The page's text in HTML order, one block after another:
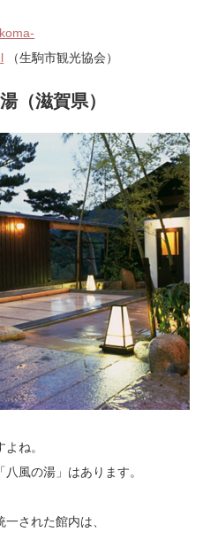
（生駒市観光協会）
（滋賀県）
ね。
風の湯」はあります。
された館内は、